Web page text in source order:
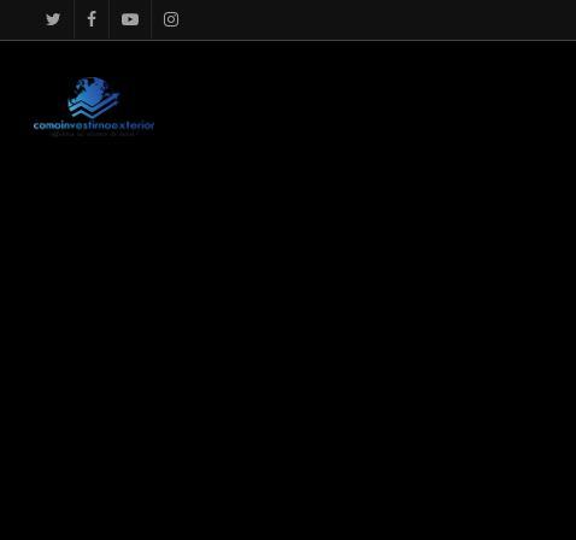
google.com, pub-4867156501875488, DIRECT, f08c47fec0942fa0